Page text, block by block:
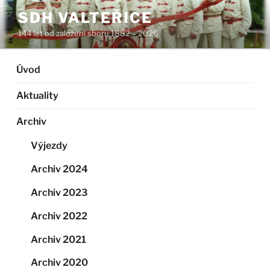
Přejít
obsahu
webu
SDH VALTEŘICE
144 let od založení sboru 1882 – 2026
Úvod
Aktuality
Archiv
Výjezdy
Archiv 2024
Archiv 2023
Archiv 2022
Archiv 2021
Archiv 2020